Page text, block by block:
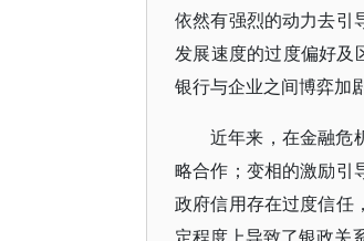
依然有强烈的动力去引
发展速度的过度偏好及
银行与企业之间博弈加
近年来，在金融危
略合作；变相的激励引
政府信用存在过度信任